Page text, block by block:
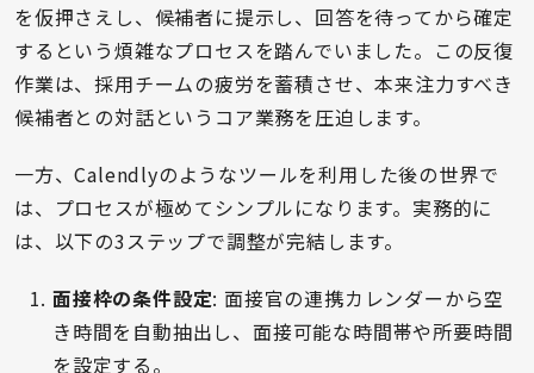
を仮押さえし、候補者に提示し、回答を待ってから確定
するという煩雑なプロセスを踏んでいました。この反復
作業は、採用チームの疲労を蓄積させ、本来注力すべき
候補者との対話というコア業務を圧迫します。
一方、Calendlyのようなツールを利用した後の世界で
は、プロセスが極めてシンプルになります。実務的に
は、以下の3ステップで調整が完結します。
面接枠の条件設定: 面接官の連携カレンダーから空
き時間を自動抽出し、面接可能な時間帯や所要時間
を設定する。